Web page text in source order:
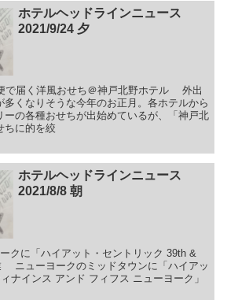
ホテルヘッドラインニュース
2021/9/24 夕
で届く洋風おせち＠神戸北野ホテル 外出
多くなりそうな今年のお正月。各ホテルから
ーの各種おせちが出始めているが、「神戸北
ちに的を絞
ホテルヘッドラインニュース
2021/8/8 朝
クに「ハイアット・セントリック 39th &
ニューヨークのミッドタウンに「ハイアッ
ナインス アンド フィフス ニューヨーク」